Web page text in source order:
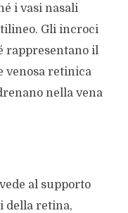
i vasi nasali
Gli incroci
rappresentano il
venosa retinica
nella vena
al supporto
della retina,